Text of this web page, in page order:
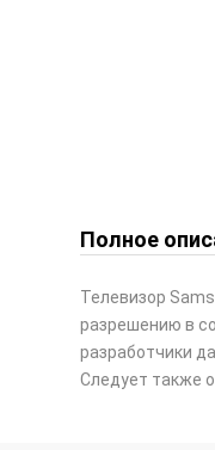
Полное
Телевизор
разрешению в
разработчики
Следует также